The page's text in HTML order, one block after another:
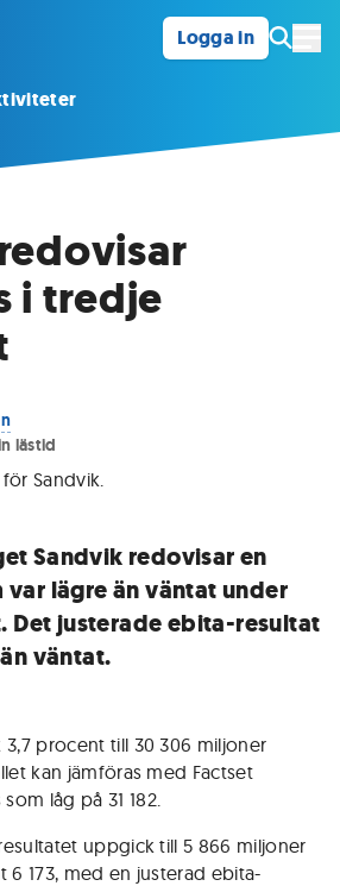
Logga in
i tredje
lästid
Sandvik.
Sandvik redovisar en
lägre än väntat under
Det justerade ebita-resultat
väntat.
procent till 30 306 miljoner
kan jämföras med Factset
låg på 31 182.
uppgick till 5 866 miljoner
6 173, med en justerad ebita-